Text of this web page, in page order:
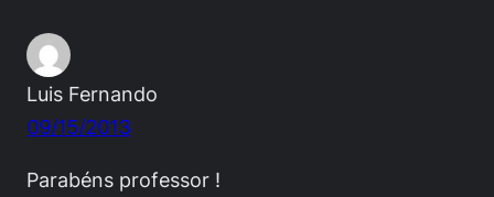
Luis Fernando
09/15/2013
Parabéns professor !